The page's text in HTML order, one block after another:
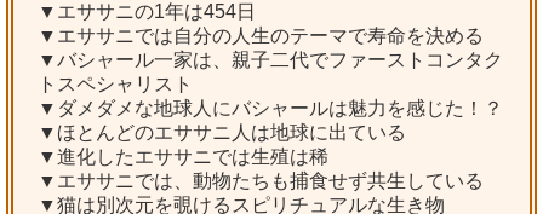
▼エササニの1年は454日
▼エササニでは自分の人生のテーマで寿命を決める
▼バシャール一家は、親子二代でファーストコンタク
トスペシャリスト
▼ダメダメな地球人にバシャールは魅力を感じた！？
▼ほとんどのエササニ人は地球に出ている
▼進化したエササニでは生殖は稀
▼エササニでは、動物たちも捕食せず共生している
▼猫は別次元を覗けるスピリチュアルな生き物